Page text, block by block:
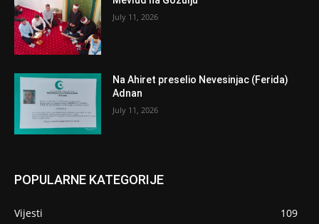
July 11, 2026
Na Ahiret preselio Nevesinjac (Ferida)
Adnan
July 11, 2026
POPULARNE KATEGORIJE
Vijesti
109